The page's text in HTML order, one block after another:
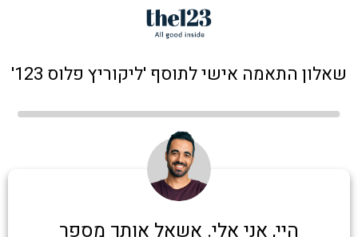
שאלון התאמה אישי לתוסף 'ליקוריץ פלוס 123'
היי, אני אלי. אשאל אותך מספר